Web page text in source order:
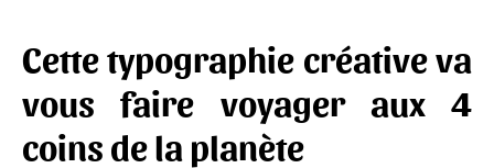
Cette typographie créative va
vous faire voyager aux 4
coins de la planète